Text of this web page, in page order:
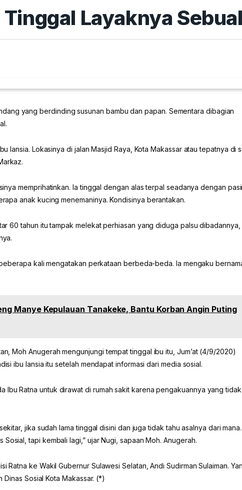
Layaknya
yang berdinding susunan bambu dan papan. Sementara dibagian
lansia. Lokasinya di jalan Masjid Raya, Kota Makassar atau tepatnya di
memprihatinkan. Ia tinggal dengan alas terpal seadanya dengan
anak kucing menemaninya. Kondisinya berantakan.
60 tahun itu tampak melekat perhiasan yang diduga palsu dibadannya,
kali mengatakan perkataan berbeda-beda. Ia mengaku
Manye Kepulauan Tanakeke, Bantu Korban Angin Puting
Moh Anugerah mengunjungi tempat tinggal ibu itu, Jum’at (4/9/2020)
ibu lansia itu setelah mendapat informasi dari media sosial.
Ibu Ratna untuk dirawat di rumah sakit karena pengakuannya yang
jika sudah lama tinggal disini dan juga tidak tahu asalnya dari mana.
tapi kembali lagi,” ujar Nugi, sapaan Moh. Anugerah.
Ratna ke Wakil Gubernur Sulawesi Selatan, Andi Sudirman Sulaiman.
Sosial Kota Makassar. (*)